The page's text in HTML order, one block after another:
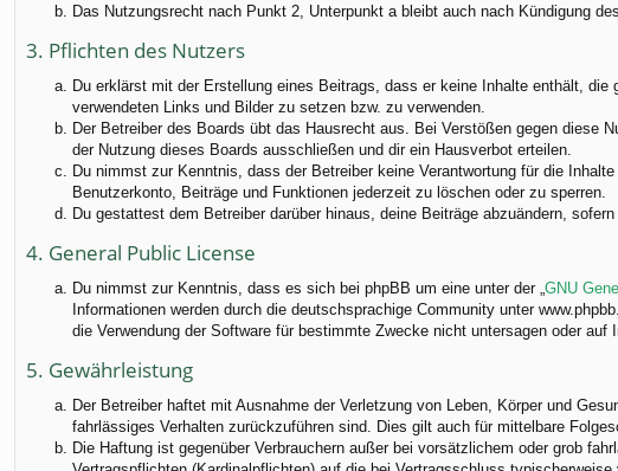
Das Nutzungsrecht nach Punkt 2, Unterpunkt a bleibt auch nach Kündigung
3. Pflichten des Nutzers
Du erklärst mit der Erstellung eines Beitrags, dass er keine Inhalte enthält,
verwendeten Links und Bilder zu setzen bzw. zu verwenden.
Der Betreiber des Boards übt das Hausrecht aus. Bei Verstößen gegen diese
der Nutzung dieses Boards ausschließen und dir ein Hausverbot erteilen.
Du nimmst zur Kenntnis, dass der Betreiber keine Verantwortung für die
Benutzerkonto, Beiträge und Funktionen jederzeit zu löschen oder zu sperren.
Du gestattest dem Betreiber darüber hinaus, deine Beiträge abzuändern,
4. General Public License
Du nimmst zur Kenntnis, dass es sich bei phpBB um eine unter der „GNU
Informationen werden durch die deutschsprachige Community unter
die Verwendung der Software für bestimmte Zwecke nicht untersagen oder auf
5. Gewährleistung
Der Betreiber haftet mit Ausnahme der Verletzung von Leben, Körper und
fahrlässiges Verhalten zurückzuführen sind. Dies gilt auch für mittelbare
Die Haftung ist gegenüber Verbrauchern außer bei vorsätzlichem oder grob